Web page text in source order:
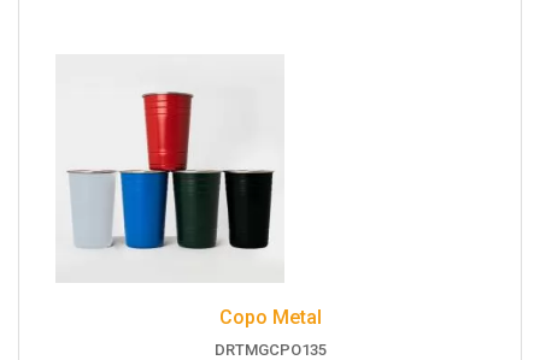
Copo Metal
DRTMGCPO135